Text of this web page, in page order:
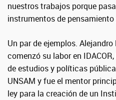
nuestros trabajos porque
instrumentos de
Un par de ejemplos.
comenzó su labor en
de estudios y políticas
UNSAM y fue el mentor
ley para la creación de un